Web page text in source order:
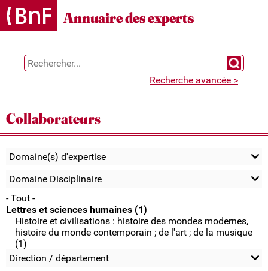
Gestion des cookies
Annuaire des experts
Chercher
Recherche avancée >
Collaborateurs
Domaine(s) d'expertise
Domaine Disciplinaire
- Tout -
Lettres et sciences humaines (1)
Histoire et civilisations : histoire des mondes modernes,
histoire du monde contemporain ; de l'art ; de la musique
(1)
Direction / département